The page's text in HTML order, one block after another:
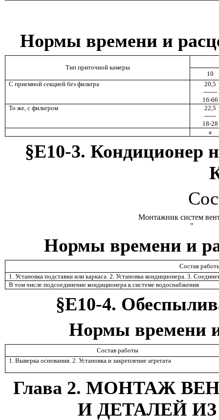
Нормы времени и
Тип приточной камеры
10
С приемной секцией без фильтра
20,5
-------
16-66
То же, с фильтром
22,5
------
18-28
а
§Е10-3. Кондиционер
Монтажник систем
"
Нормы времени и
Состав
1. Установка подставки или каркаса. 2. Установка кондиционера. 3.
В том числе подсоединение кондиционера к системе водоснабжения
§Е10-4.
Нормы времени и
Состав работы
1. Выверка основания. 2. Установка и закрепление агрегата
Глава 2. МОНТАЖ
И ДЕТАЛЕЙ